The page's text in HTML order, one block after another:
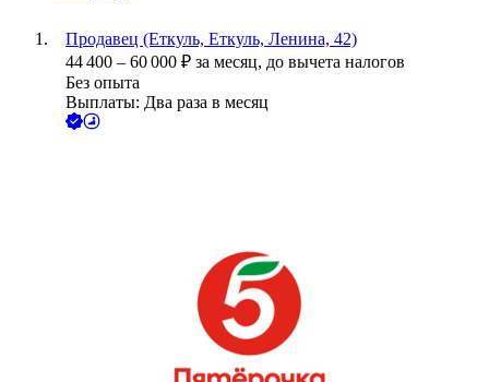
Продавец (Еткуль, Еткуль, Ленина, 42)
44 400 – 60 000 ₽ за месяц, до вычета налогов
Без опыта
Выплаты: Два раза в месяц